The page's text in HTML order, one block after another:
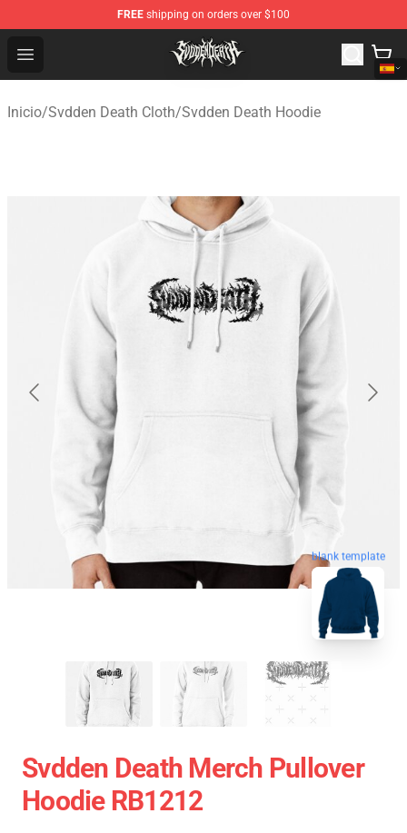
FREE shipping on orders over $100
Open menu
Svdden Death Shop - Official Svdden Death
Inicio/Svdden Death Cloth/Svdden Death Hoodie
blank template
Svdden Death Merch Pullover
Hoodie RB1212